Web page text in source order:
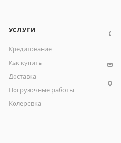
УСЛУГИ
Кредитование
Как купить
Доставка
Погрузочные работы
Колеровка